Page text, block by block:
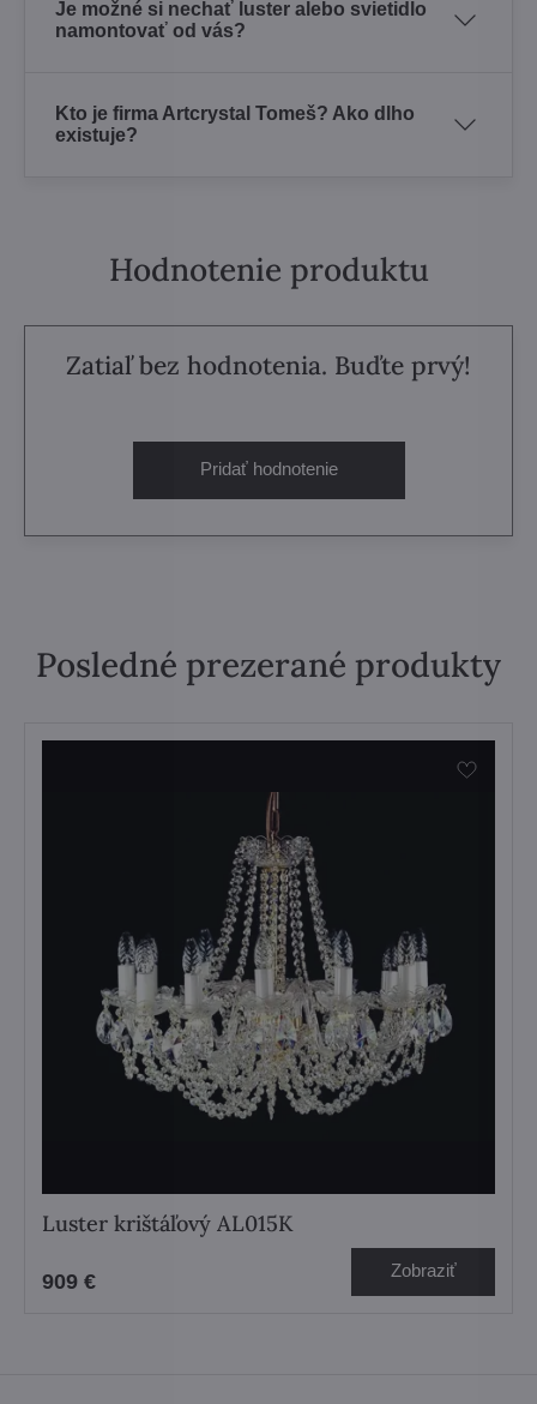
Je možné si nechať luster alebo svietidlo
namontovať od vás?
Kto je firma Artcrystal Tomeš? Ako dlho
existuje?
Hodnotenie produktu
Zatiaľ bez hodnotenia. Buďte prvý!
Pridať hodnotenie
Posledné prezerané produkty
Luster krištáľový AL015K
909 € Zobraziť